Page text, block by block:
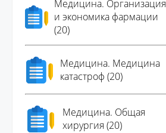
Медицина. Организация
и экономика фармации
(20)
Медицина. Медицина
катастроф (20)
Медицина. Общая
хирургия (20)